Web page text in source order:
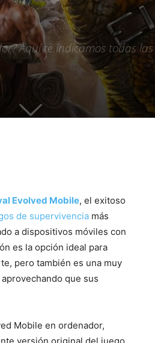
Aquí te indicamos todas
Evolved Mobile, el exitoso
de supervivencia más
a dispositivos móviles con
es la opción ideal para
pero también es una muy
aprovechando que sus
Mobile en ordenador,